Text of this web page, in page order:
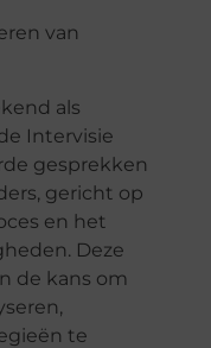
van
als
Intervisie
gesprekken
gericht op
en het
Deze
de kans om
te